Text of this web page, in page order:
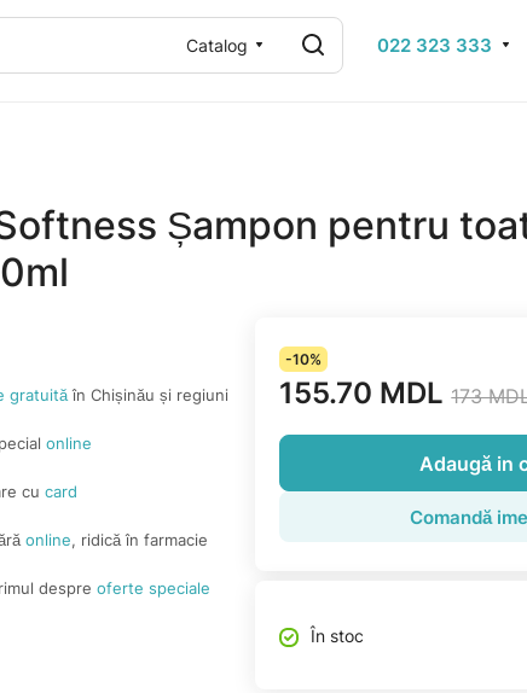
Catalog 022 323 333
Șampon pentru
gratuităîn Chișinău și regiuni
online
cucard
online, ridică în farmacie
despreoferte speciale
-10%
155.70 MDL 173
Adaugă in
Comandă
În stoc